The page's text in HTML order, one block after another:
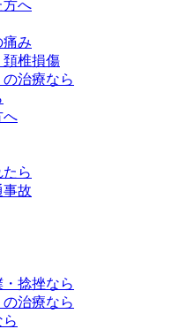
方へ
み
頚椎損傷
の治療なら
へ
ら
事故
捻挫なら
治療なら